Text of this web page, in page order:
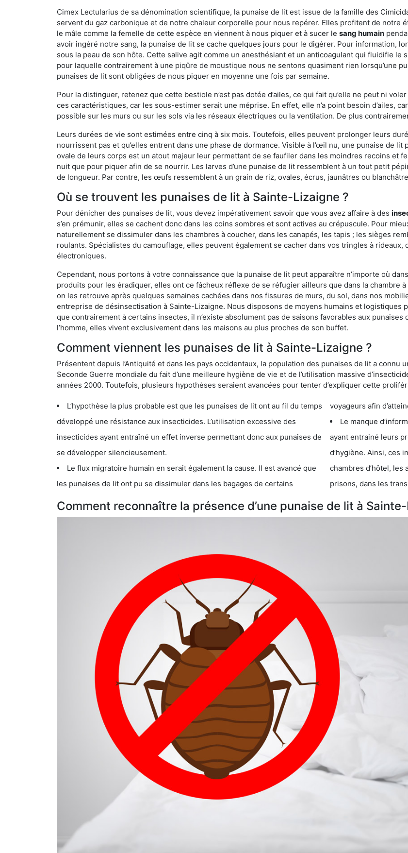
Cimex Lectularius de sa dénomination scientifique, la punaise de lit est issue de la famille des
servent du gaz carbonique et de notre chaleur corporelle pour nous repérer. Elles profitent de notre
le mâle comme la femelle de cette espèce en viennent à nous piquer et à sucer le sang humain
avoir ingéré notre sang, la punaise de lit se cache quelques jours pour le digérer. Pour information,
sous la peau de son hôte. Cette salive agit comme un anesthésiant et un anticoagulant qui fluidifie le
pour laquelle contrairement à une piqûre de moustique nous ne sentons quasiment rien lorsqu’une
punaises de lit sont obligées de nous piquer en moyenne une fois par semaine.
Pour la distinguer, retenez que cette bestiole n’est pas dotée d’ailes, ce qui fait qu’elle ne peut ni
ces caractéristiques, car les sous-estimer serait une méprise. En effet, elle n’a point besoin d’ailes,
possible sur les murs ou sur les sols via les réseaux électriques ou la ventilation. De plus
Leurs durées de vie sont estimées entre cinq à six mois. Toutefois, elles peuvent prolonger leurs
nourrissent pas et qu’elles entrent dans une phase de dormance. Visible à l’œil nu, une punaise de
ovale de leurs corps est un atout majeur leur permettant de se faufiler dans les moindres recoins et
nuit que pour piquer afin de se nourrir. Les larves d’une punaise de lit ressemblent à un tout petit
de longueur. Par contre, les œufs ressemblent à un grain de riz, ovales, écrus, jaunâtres ou
Où se trouvent les punaises de lit à Sainte-Lizaigne ?
Pour dénicher des punaises de lit, vous devez impérativement savoir que vous avez affaire à des
s’en prémunir, elles se cachent donc dans les coins sombres et sont actives au crépuscule. Pour
naturellement se dissimuler dans les chambres à coucher, dans les canapés, les tapis ; les sièges
roulants. Spécialistes du camouflage, elles peuvent également se cacher dans vos tringles à rideaux,
électroniques.
Cependant, nous portons à votre connaissance que la punaise de lit peut apparaître n’importe où
produits pour les éradiquer, elles ont ce fâcheux réflexe de se réfugier ailleurs que dans la chambre à
on les retrouve après quelques semaines cachées dans nos fissures de murs, du sol, dans nos
entreprise de désinsectisation à Sainte-Lizaigne. Nous disposons de moyens humains et logistiques
que contrairement à certains insectes, il n’existe absolument pas de saisons favorables aux
l’homme, elles vivent exclusivement dans les maisons au plus proches de son buffet.
Comment viennent les punaises de lit à Sainte-Lizaigne ?
Présentent depuis l’Antiquité et dans les pays occidentaux, la population des punaises de lit a connu
Seconde Guerre mondiale du fait d’une meilleure hygiène de vie et de l’utilisation massive
années 2000. Toutefois, plusieurs hypothèses seraient avancées pour tenter d’expliquer cette
L’hypothèse la plus probable est que les punaises de lit ont au fil du temps
développé une résistance aux insecticides. L’utilisation excessive des
insecticides ayant entraîné un effet inverse permettant donc aux punaises de
se développer silencieusement.
Le flux migratoire humain en serait également la cause. Il est avancé que
les punaises de lit ont pu se dissimuler dans les bagages de certains
voyageurs afin
Le manque
ayant entrainé leurs
d’hygiène. Ainsi, ces
chambres d’hôtel, les
prisons, dans les
Comment reconnaître la présence d’une punaise de lit à